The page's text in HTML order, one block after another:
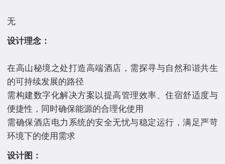
设计理念：
在高山秘境之处打造高端酒店，需探寻与自然和谐共生
的可持续发展的路径
需构建数字化解决方案以提高管理效率、住宿舒适度与
便捷性，同时确保能源的合理化使用
需确保酒店电力系统的安全无忧与稳定运行，满足严苛
设计图：